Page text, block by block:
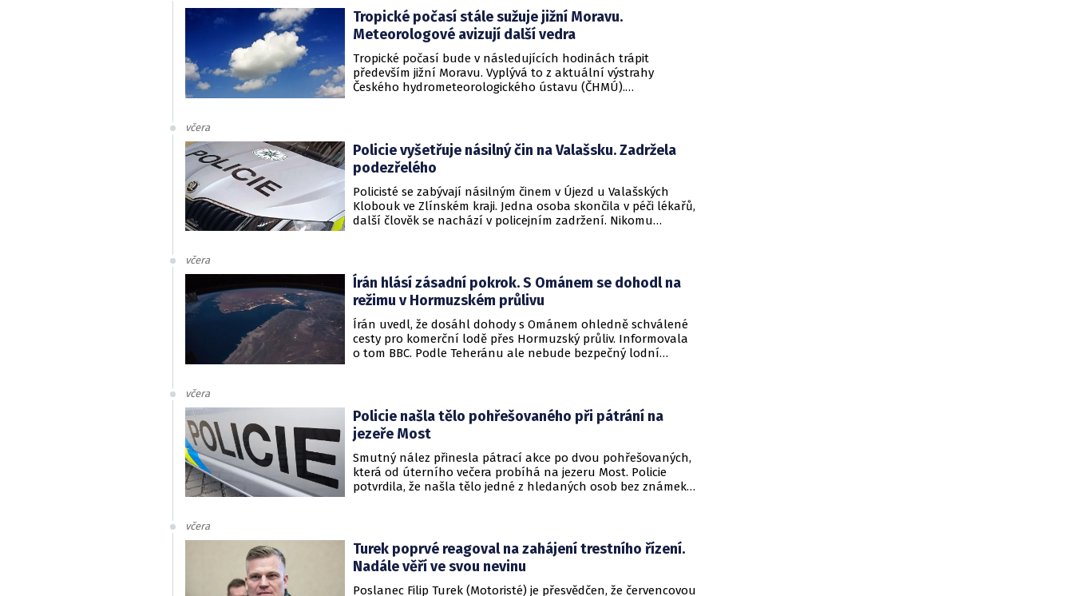
Tropické počasí stále sužuje jižní Moravu.
Meteorologové avizují další vedra
Tropické počasí bude v následujících hodinách trápit
především jižní Moravu. Vyplývá to z aktuální výstrahy
Českého hydrometeorologického ústavu (ČHMÚ).
včera
Policie vyšetřuje násilný čin na Valašsku. Zadržela
podezřelého
Policisté se zabývají násilným činem v Újezd u Valašských
Klobouk ve Zlínském kraji. Jedna osoba skončila v péči lékařů,
další člověk se nachází v policejním zadržení. Nikomu
včera
Írán hlásí zásadní pokrok. S Ománem se dohodl na
režimu v Hormuzském průlivu
Írán uvedl, že dosáhl dohody s Ománem ohledně schválené
cesty pro komerční lodě přes Hormuzský průliv. Informovala
o tom BBC. Podle Teheránu ale nebude bezpečný lodní
včera
Policie našla tělo pohřešovaného při pátrání na
jezeře Most
Smutný nález přinesla pátrací akce po dvou pohřešovaných,
která od úterního večera probíhá na jezeru Most. Policie
potvrdila, že našla tělo jedné z hledaných osob bez známek
včera
Turek poprvé reagoval na zahájení trestního řízení.
Nadále věří ve svou nevinu
Poslanec Filip Turek (Motoristé) je přesvědčen, že červencovou